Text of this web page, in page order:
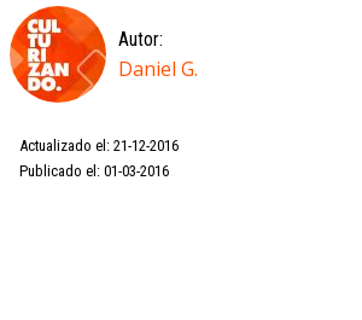
Autor:
Daniel G.
Actualizado el: 21-12-2016
Publicado el: 01-03-2016